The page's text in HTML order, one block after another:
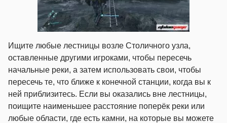
Ищите любые лестницы возле Столичного узла,
оставленные другими игроками, чтобы пересечь
начальные реки, а затем использовать свои, чтобы
пересечь те, что ближе к конечной станции, когда вы к
ней приблизитесь. Если вы оказались вне лестницы,
поищите наименьшее расстояние поперёк реки или
любые области, где есть камни, на которые вы можете